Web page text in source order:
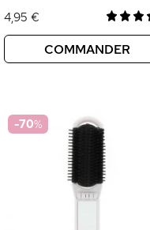
4,95 €
COMMANDER
-70%